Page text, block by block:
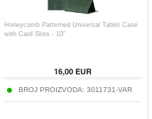
Honeycomb Patterned Universal Tablet Case
with Card Slots - 10"
16,00EUR
BROJ PROIZVODA: 3011731-VAR